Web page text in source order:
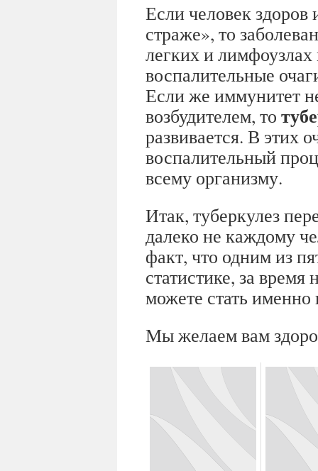
Если человек
страже», то
легких и
воспалительные
Если же иммунитет
возбудителем, то
развивается. В этих
воспалительный
всему организму.
Итак, туберкулез
далеко не каждому
факт, что одним из
статистике, за
можете стать именно
Мы желаем вам